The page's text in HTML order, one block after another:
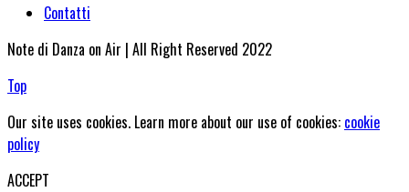
Contatti
Note di Danza on Air | All Right Reserved 2022
Top
Our site uses cookies. Learn more about our use of cookies: cookie
policy
ACCEPT